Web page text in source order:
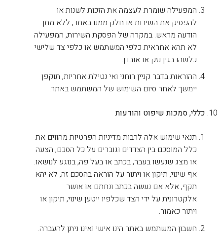
המפעילה שומרת לעצמה את הזכות לשנות או
להפסיק את השירות או חלק ממנו באתר, ללא מתן
הודעה מראש. במקרה של הפסקת השירות, המפעילה
לא תהא אחראית כלפי המשתמש או כלפי צד שלישי
כלשהו בגין נזק או אובדן.
ההוראות בדבר קניין רוחני ואי נטילת אחריות, תוקפן
יימשך לאחר סיום השימוש של המשתמש באתר.
כללי, סמכות שיפוט והודעות
תנאי שימוש אלה לרבות מדיניות הפרטיות מהווים את
כלל המוסכם בין הצדדים וגוברים על כל הסכם, הצעה
או מצג שנעשו בעבר, בכתב או בעל פה, בנוגע לנושאו.
אף שינוי, תיקון או ויתור על הוראה בהסכם זה, לא יהא
תקף, אלא אם נעשה בכתב ונחתם או אושר
אלקטרונית על ידי הצד שכלפיו ייטען שינוי, תיקון או
ויתור כאמור.
חשבון המשתמש באתר הינו אישי ואינו ניתן להעברה.